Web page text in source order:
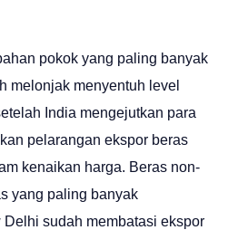
pokok yang paling banyak
melonjak menyentuh level
India mengejutkan para
pelarangan ekspor beras
kenaikan harga. Beras non-
yang paling banyak
sudah membatasi ekspor